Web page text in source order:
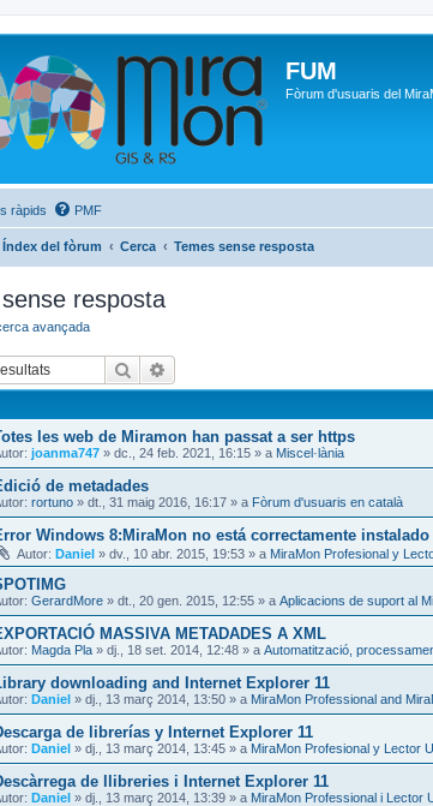
FUM
Fòrum d'usuaris del
ràpids PMF
Índex del fòrum Cerca Temes sense resposta
resposta
avançada
Cerca
les web de Miramon han passat a ser https
joanma747 » dc., 24 feb. 2021, 16:15 » a Miscel·lània
de metadades
rortuno » dt., 31 maig 2016, 16:17 » a Fòrum d'usuaris en català
Windows 8:MiraMon no está correctamente instalado
Autor: Daniel » dv., 10 abr. 2015, 19:53 » a MiraMon Profesional y
GerardMore » dt., 20 gen. 2015, 12:55 » a Aplicacions de suport al
MASSIVA METADADES A XML
Magda Pla » dj., 18 set. 2014, 12:48 » a Automatització,
downloading and Internet Explorer 11
Daniel » dj., 13 març 2014, 13:50 » a MiraMon Professional and
de librerías y Internet Explorer 11
Daniel » dj., 13 març 2014, 13:45 » a MiraMon Profesional y Lector
de llibreries i Internet Explorer 11
Daniel » dj., 13 març 2014, 13:39 » a MiraMon Professional i Lector